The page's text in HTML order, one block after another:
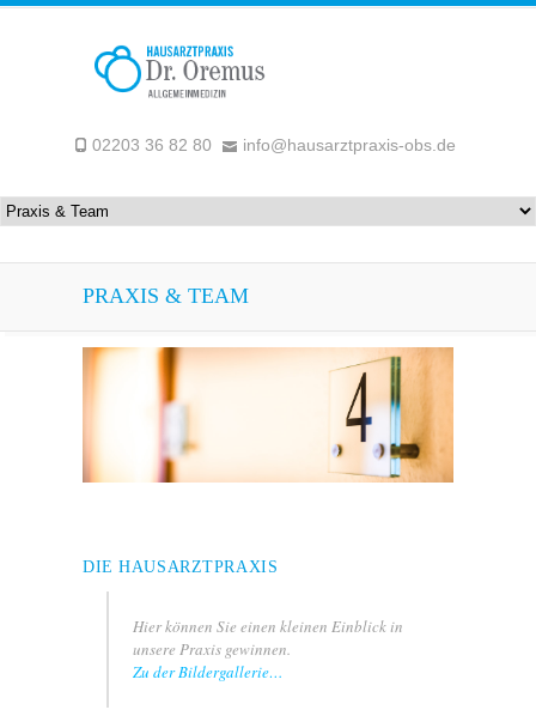
02203 36 82 80 info@hausarztpraxis-obs.de
PRAXIS & TEAM
DIE HAUSARZTPRAXIS
Hier können Sie einen kleinen Einblick in
unsere Praxis gewinnen.
Zu der Bildergallerie…